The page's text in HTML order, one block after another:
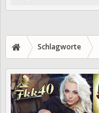
Schlagworte